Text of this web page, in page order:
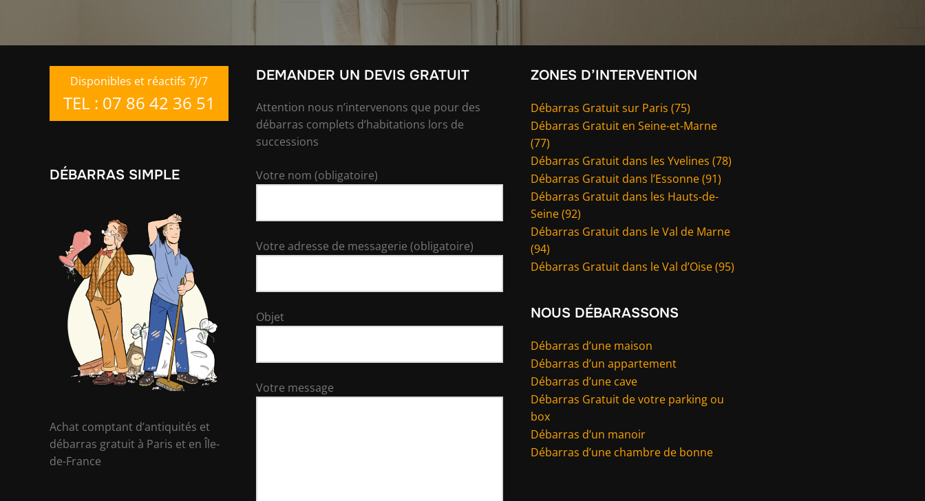
Disponibles et réactifs 7j/7
TEL : 07 86 42 36 51
DÉBARRAS SIMPLE
Achat comptant d’antiquités et
débarras gratuit à Paris et en Île-
de-France
DEMANDER UN DEVIS GRATUIT
Attention nous n’intervenons que pour des
débarras complets d’habitations lors de
successions
Votre nom (obligatoire)
Votre adresse de messagerie (obligatoire)
Objet
Votre message
ZONES D’INTERVENTION
Débarras Gratuit sur Paris (75)
Débarras Gratuit en Seine-et-Marne
(77)
Débarras Gratuit dans les Yvelines (78)
Débarras Gratuit dans l’Essonne (91)
Débarras Gratuit dans les Hauts-de-
Seine (92)
Débarras Gratuit dans le Val de Marne
(94)
Débarras Gratuit dans le Val d’Oise (95)
NOUS DÉBARASSONS
Débarras d’une maison
Débarras d’un appartement
Débarras d’une cave
Débarras Gratuit de votre parking ou
box
Débarras d’un manoir
Débarras d’une chambre de bonne